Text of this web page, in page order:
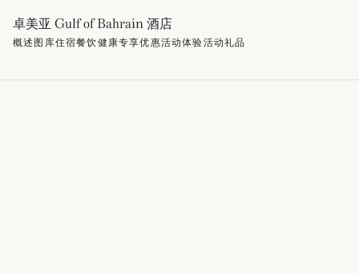
卓美亚 Gulf of Bahrain 酒店
概述图库住宿餐饮健康专享优惠活动体验活动礼品